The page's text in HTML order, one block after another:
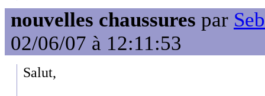
nouvelles chaussures par
02/06/07 à 12:11:53
Salut,